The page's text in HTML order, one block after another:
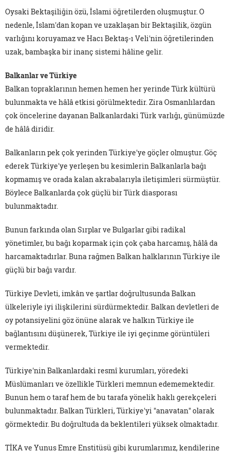
Oysaki Bektaşiliğin özü, İslami öğretilerden oluşmuştur. O
nedenle, İslam'dan kopan ve uzaklaşan bir Bektaşilik, özgün
varlığını koruyamaz ve Hacı Bektaş-ı Veli'nin öğretilerinden
uzak, bambaşka bir inanç sistemi hâline gelir.
Balkanlar ve Türkiye
Balkan topraklarının hemen hemen her yerinde Türk kültürü
bulunmakta ve hâlâ etkisi görülmektedir. Zira Osmanlılardan
çok öncelerine dayanan Balkanlardaki Türk varlığı, günümüzde
de hâlâ diridir.
Balkanların pek çok yerinden Türkiye'ye göçler olmuştur. Göç
ederek Türkiye'ye yerleşen bu kesimlerin Balkanlarla bağı
kopmamış ve orada kalan akrabalarıyla iletişimleri sürmüştür.
Böylece Balkanlarda çok güçlü bir Türk diasporası
bulunmaktadır.
Bunun farkında olan Sırplar ve Bulgarlar gibi radikal
yönetimler, bu bağı koparmak için çok çaba harcamış, hâlâ da
harcamaktadırlar. Buna rağmen Balkan halklarının Türkiye ile
güçlü bir bağı vardır.
Türkiye Devleti, imkân ve şartlar doğrultusunda Balkan
ülkeleriyle iyi ilişkilerini sürdürmektedir. Balkan devletleri de
oy potansiyelini göz önüne alarak ve halkın Türkiye ile
bağlantısını düşünerek, Türkiye ile iyi geçinme görüntüleri
vermektedir.
Türkiye'nin Balkanlardaki resmî kurumları, yöredeki
Müslümanları ve özellikle Türkleri memnun edememektedir.
Bunun hem o taraf hem de bu tarafa yönelik haklı gerekçeleri
bulunmaktadır. Balkan Türkleri, Türkiye'yi "anavatan" olarak
görmektedir. Bu doğrultuda da beklentileri yüksek olmaktadır.
TİKA ve Yunus Emre Enstitüsü gibi kurumlarımız, kendilerine